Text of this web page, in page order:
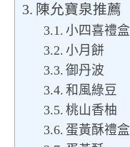
陳允寶泉推薦
小四喜禮盒
小月餅
御丹波
和風綠豆
桃山香柚
蛋黃酥禮盒